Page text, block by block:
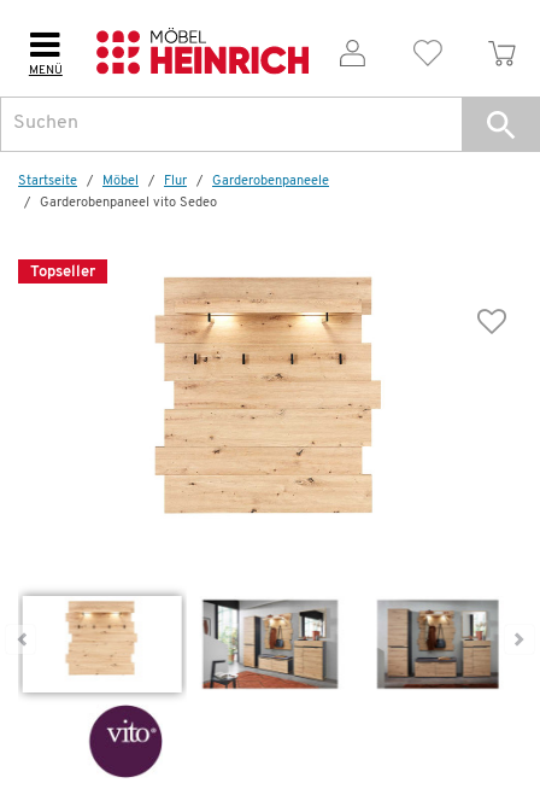
MENÜ
Startseite Möbel Flur
Garderoben­paneele
Garderobenpaneel vito Sedeo
Topseller
Weitere Artikel aus der Serie
Wenige verfügbar
Schuhschrank
vito Sedeo
532,00 € * 299,99 €